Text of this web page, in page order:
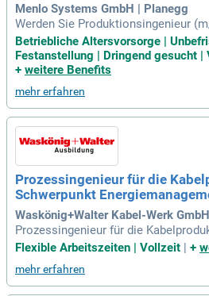
Menlo Systems GmbH | Planegg
Werden Sie Produktionsingenieur
ersysteme und gestalten Sie
Aufgaben umfassen den Aufbau von
ließlich Optik, Mechanik und
ndenspezifische Lösungen. Sie
s Studium in Physik oder Photonik
e Erfahrungen im Laserbereich.
ste Teamarbeit zeichnet Sie aus;
nd erforderlich. Wir bieten Ihnen
gen in einem dynamischen Markt
das Ihnen Gestaltungsspielraum
Betriebliche Altersvorsorge |
Festanstellung | Dringend gesucht |
+ weitere Benefits
mehr erfahren
Prozessingenieur für die
Schwerpunkt
Waskönig+Walter Kabel-Werk
Prozessingenieur für die
unkt Energiemanagement (m/w/d):
antwortliche Initiierung,
jekten zur Energie- und
Flexible Arbeitszeiten | Vollzeit | +
mehr erfahren